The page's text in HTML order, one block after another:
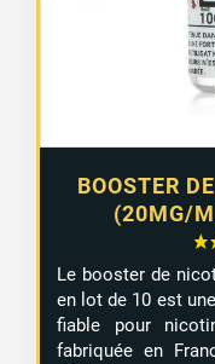
BOOSTER
(20MG/
Le booster de
en lot de 10 est
fiable pour
fabriquée en